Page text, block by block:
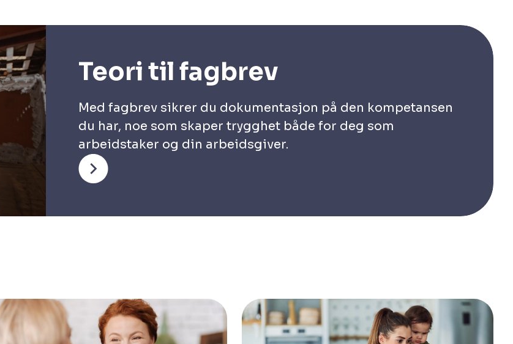
Teori til fagbrev
Med fagbrev sikrer du dokumentasjon på den kompetansen
du har, noe som skaper trygghet både for deg som
arbeidstaker og din arbeidsgiver.